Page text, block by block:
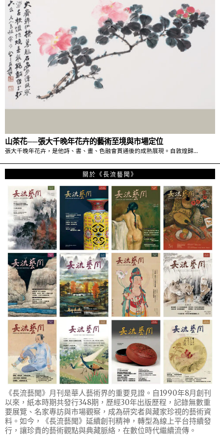
山茶花──張大千晚年花卉的藝術至境與市場定位
張大千晚年花卉，是他詩、書、畫、色融會貫通後的成熟展現。自敦煌歸…
關於《長流藝聞》
《長流藝聞》月刊是華人藝術界的重要見證。自1990年8月創刊
以來，紙本時期共發行348期，歷經30年出版歷程，記錄無數重
要展覽、名家專訪與市場觀察，成為研究者與藏家珍視的藝術資
料。如今，《長流藝聞》延續創刊精神，轉型為線上平台持續發
行，讓珍貴的藝術觀點與典藏脈絡，在數位時代繼續流傳。